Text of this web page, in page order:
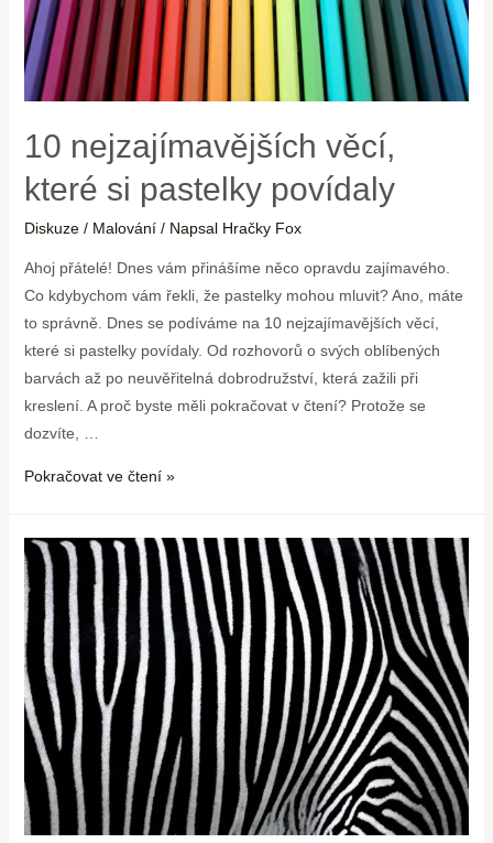
10 nejzajímavějších věcí,
které si pastelky povídaly
Diskuze / Malování/ Napsal Hračky Fox
Ahoj přátelé! Dnes vám přinášíme něco opravdu zajímavého.
Co kdybychom vám řekli, že pastelky mohou mluvit? Ano, máte
to správně. Dnes se podíváme na 10 nejzajímavějších věcí,
které si pastelky povídaly. Od rozhovorů o svých oblíbených
barvách až po neuvěřitelná dobrodružství, která zažili při
kreslení. A proč byste měli pokračovat v čtení? Protože se
dozvíte, …
Pokračovat ve čtení »